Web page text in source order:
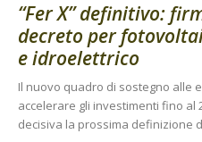
“Fer X” definitivo:
decreto per
e idroelettrico
Il nuovo quadro di sostegno alle
accelerare gli investimenti fino al
decisiva la prossima definizione